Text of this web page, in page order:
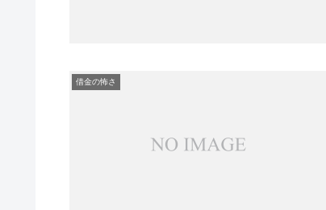
借金の怖さ